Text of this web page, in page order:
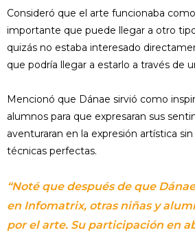
Consideró que el arte funcionaba
importante que puede llegar a otro
quizás no estaba interesado
que podría llegar a estarlo a través de
Mencionó que Dánae sirvió como
alumnos para que expresaran sus
aventuraran en la expresión artística
técnicas perfectas.
“Noté que después de que
en Infomatrix, otras niñas y
por el arte. Su participación en